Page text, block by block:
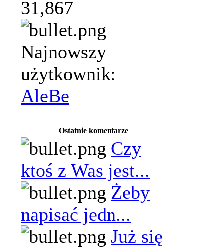
31,867
Najnowszy
użytkownik:
AleBe
Ostatnie komentarze
Czy
ktoś z Was jest...
Żeby
napisać jedn...
Już się